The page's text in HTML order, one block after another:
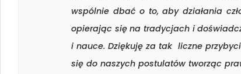
wspólnie dbać o to, aby działania
opierając się na tradycjach i
i nauce. Dziękuję za tak liczne
się do naszych postulatów tworząc